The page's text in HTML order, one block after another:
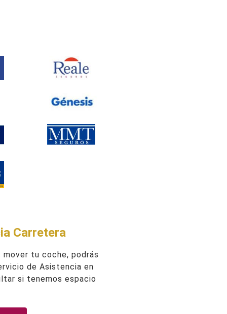
Carretera
mover tu coche, podrás
de Asistencia en
si tenemos espacio